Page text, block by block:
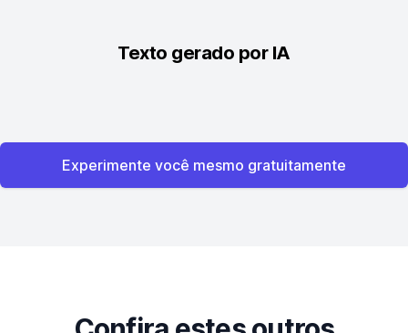
Texto gerado por IA
Experimente você mesmo gratuitamente